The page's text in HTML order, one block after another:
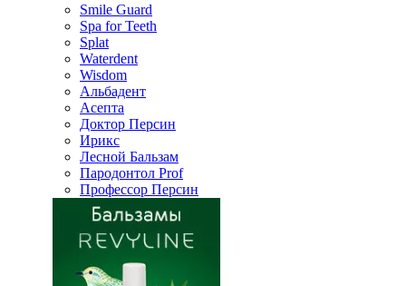
Smile Guard
Spa for Teeth
Splat
Waterdent
Wisdom
Альбадент
Асепта
Доктор Персин
Ирикс
Лесной Бальзам
Пародонтол Prof
Профессор Персин